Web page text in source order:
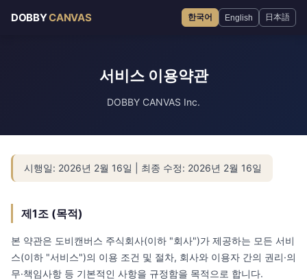
DOBBYCANVAS 한국어 English 日本語
서비스 이용약관
DOBBY CANVAS Inc.
시행일: 2026년 2월 16일 | 최종 수정: 2026년 2월 16일
제1조 (목적)
본 약관은 도비캔버스 주식회사(이하 "회사")가 제공하는 모든 서비
스(이하 "서비스")의 이용 조건 및 절차, 회사와 이용자 간의 권리·의
무·책임사항 등 기본적인 사항을 규정함을 목적으로 합니다.